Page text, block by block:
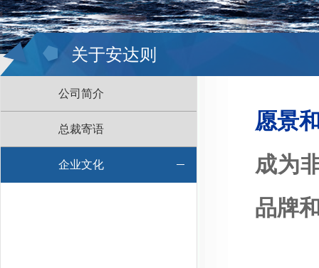
关于安达则
公司简介
总裁寄语
企业文化
愿景
成为
品牌